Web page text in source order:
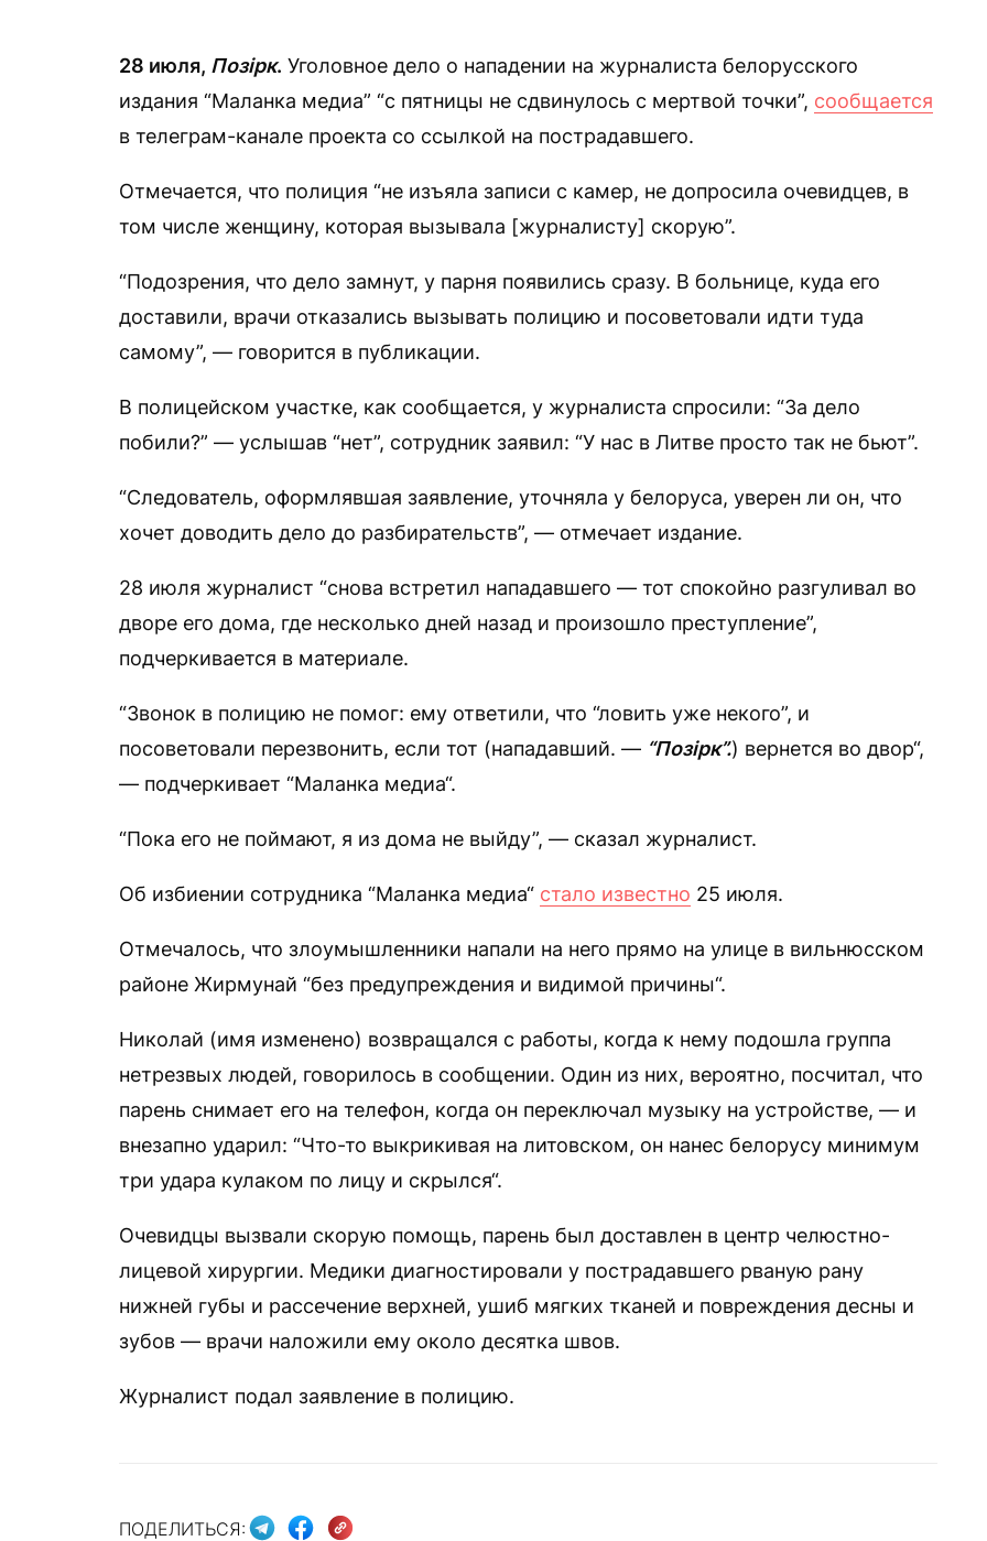
28 июля, Позірк. Уголовное дело о нападении на журналиста белорусского
издания “Маланка медиа” “с пятницы не сдвинулось с мертвой точки”, сообщается
в телеграм-канале проекта со ссылкой на пострадавшего.
Отмечается, что полиция “не изъяла записи с камер, не допросила очевидцев, в
том числе женщину, которая вызывала [журналисту] скорую”.
“Подозрения, что дело замнут, у парня появились сразу. В больнице, куда его
доставили, врачи отказались вызывать полицию и посоветовали идти туда
самому”, — говорится в публикации.
В полицейском участке, как сообщается, у журналиста спросили: “За дело
побили?” — услышав “нет”, сотрудник заявил: “У нас в Литве просто так не бьют”.
“Следователь, оформлявшая заявление, уточняла у белоруса, уверен ли он, что
хочет доводить дело до разбирательств”, — отмечает издание.
28 июля журналист “снова встретил нападавшего — тот спокойно разгуливал во
дворе его дома, где несколько дней назад и произошло преступление”,
подчеркивается в материале.
“Звонок в полицию не помог: ему ответили, что “ловить уже некого”, и
посоветовали перезвонить, если тот (нападавший. — “Позірк”.) вернется во двор“,
— подчеркивает “Маланка медиа“.
“Пока его не поймают, я из дома не выйду”, — сказал журналист.
Об избиении сотрудника “Маланка медиа“ стало известно 25 июля.
Отмечалось, что злоумышленники напали на него прямо на улице в вильнюсском
районе Жирмунай “без предупреждения и видимой причины“.
Николай (имя изменено) возвращался с работы, когда к нему подошла группа
нетрезвых людей, говорилось в сообщении. Один из них, вероятно, посчитал, что
парень снимает его на телефон, когда он переключал музыку на устройстве, — и
внезапно ударил: “Что-то выкрикивая на литовском, он нанес белорусу минимум
три удара кулаком по лицу и скрылся“.
Очевидцы вызвали скорую помощь, парень был доставлен в центр челюстно-
лицевой хирургии. Медики диагностировали у пострадавшего рваную рану
нижней губы и рассечение верхней, ушиб мягких тканей и повреждения десны и
зубов — врачи наложили ему около десятка швов.
Журналист подал заявление в полицию.
ПОДЕЛИТЬСЯ: